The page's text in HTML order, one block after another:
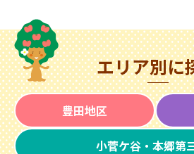
エリア別に
豊田地区
小菅ケ谷・本郷第